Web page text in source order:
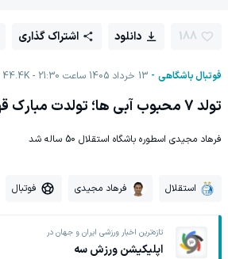
فوتبال باشگاهی 13 خرداد 1405 ساعت 21:30 44.4K
188 دانلود اشتراک گذاری
تولد 7 محبوب آبی ها؛ تولدت مبارک قهرمان
فرهاد مجیدی اسطوره باشگاه استقلال 50 ساله شد
استقلال فرهاد مجیدی فوتبال
تازه‌ترین اخبار ورزشی ایران و جهان در
اپلیکیشن ورزش سه